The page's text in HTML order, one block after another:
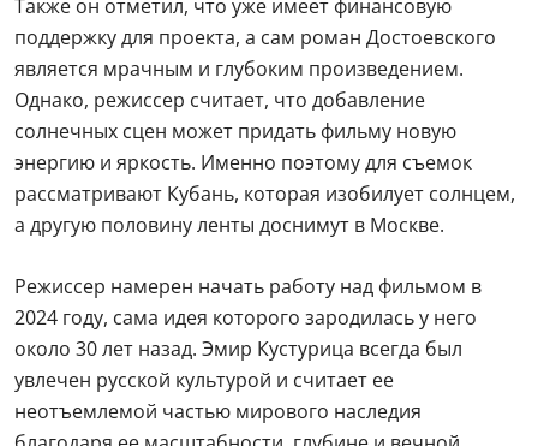
Также он отметил, что уже имеет финансовую
поддержку для проекта, а сам роман Достоевского
является мрачным и глубоким произведением.
Однако, режиссер считает, что добавление
солнечных сцен может придать фильму новую
энергию и яркость. Именно поэтому для съемок
рассматривают Кубань, которая изобилует солнцем,
а другую половину ленты доснимут в Москве.
Режиссер намерен начать работу над фильмом в
2024 году, сама идея которого зародилась у него
около 30 лет назад. Эмир Кустурица всегда был
увлечен русской культурой и считает ее
неотъемлемой частью мирового наследия